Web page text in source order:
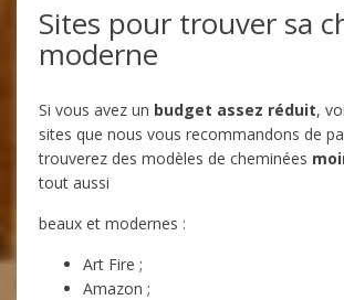
Sites pour trouver sa
moderne
Si vous avez un budget assez réduit,
sites que nous vous recommandons de
trouverez des modèles de cheminées
tout aussi
beaux et modernes :
Art Fire ;
Amazon ;